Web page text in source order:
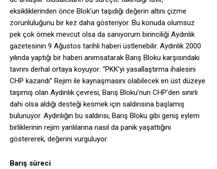
eksikliklerinden önce Blok’un taşıdığı değerin altını çizme
zorunluluğunu bir kez daha gösteriyor. Bu konuda olumsuz
pek çok örnek mevcut olsa da sanıyorum birinciliği Aydınlık
gazetesinin 9 Ağustos tarihli haberi üstlenebilir. Aydınlık 2000
yılında yaptığı bir haberi anımsatarak Barış Bloku karşısındaki
tavrını derhal ortaya koyuyor: “PKK’yi yasallaştırma ihalesini
CHP kazandı” Rejim ile kaynaşmasını olabilecek en üst düzeye
taşımış olan Aydınlık çevresi, Barış Bloku’nun CHP’den sınırlı
dahi olsa aldığı desteği kesmek için saldırısına başlamış
bulunuyor. Aydınlığın bu saldırısı, Barış Bloku gibi geniş eylem
birliklerinin rejim yanlılarına nasıl da panik yaşattığını
göstererek, değerini vurguluyor.
Barış süreci